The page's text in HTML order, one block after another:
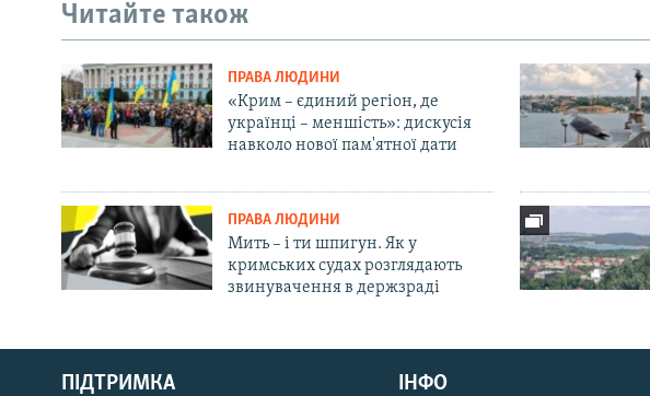
Русский
Qırımtatar
Читайте також
ПРАВА ЛЮДИНИ
«Крим – єдиний регіон, де
українці – меншість»: дискусія
навколо нової пам'ятної дати
ПРАВА ЛЮДИНИ
Мить – і ти шпигун. Як у
кримських судах розглядають
звинувачення в держзраді
ПІДТРИМКА ІНФО